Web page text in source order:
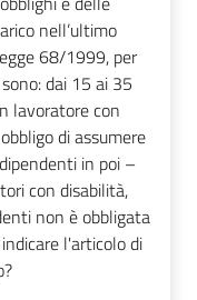
nell’ultimo
68/1999, per
dai 15 ai 35
lavoratore con
di assumere
in poi –
con disabilità,
non è obbligata
l'articolo di